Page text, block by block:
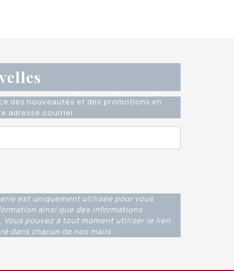
des nouveautés et des promotions en
adresse courriel
est uniquement utilisée pour vous
ainsi que des informations
pouvez à tout moment utiliser le lien
dans chacun de nos mails.